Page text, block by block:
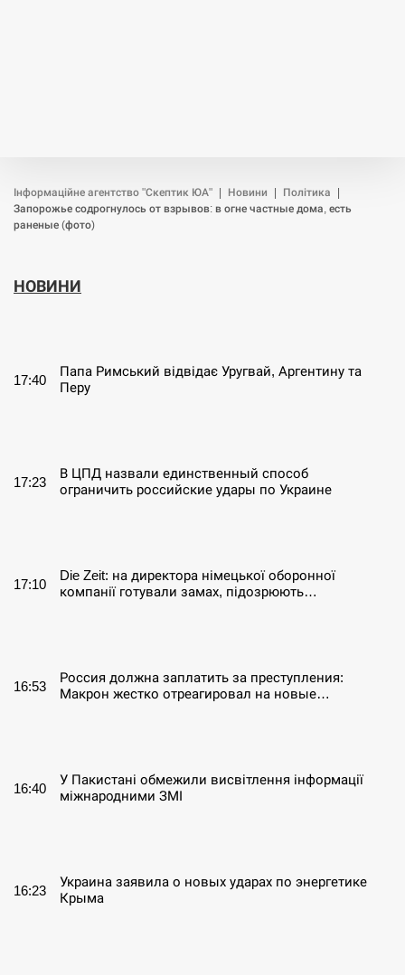
Інформаційне агентство "Скептик ЮА" Новини Політика
Запорожье содрогнулось от взрывов: в огне частные дома, есть
раненые (фото)
НОВИНИ
17:40
Папа Римський відвідає Уругвай, Аргентину та
Перу
17:23
В ЦПД назвали единственный способ
ограничить российские удары по Украине
17:10
Die Zeit: на директора німецької оборонної
компанії готували замах, підозрюють…
16:53
Россия должна заплатить за преступления:
Макрон жестко отреагировал на новые…
16:40
У Пакистані обмежили висвітлення інформації
міжнародними ЗМІ
16:23
Украина заявила о новых ударах по энергетике
Крыма